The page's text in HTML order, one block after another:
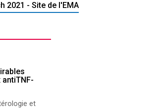
2021 - Site de l'EMA
et